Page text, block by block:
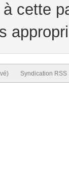
cette
Syndication RSS